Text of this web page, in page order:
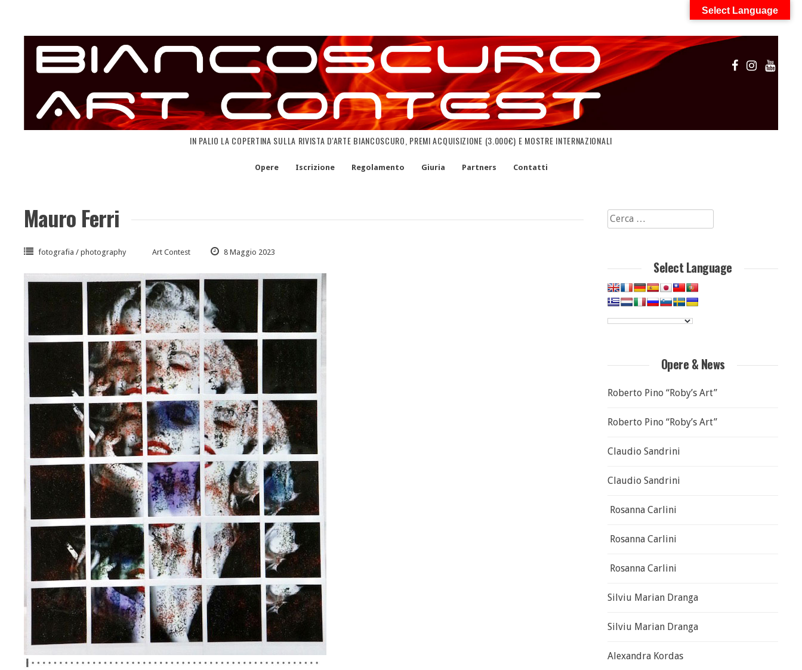
content
IN PALIO LA COPERTINA SULLA RIVISTA D'ARTE BIANCOSCURO, PREMI ACQUISIZIONE (3.000€) E MOSTRE INTERNAZIONALI
Opere Iscrizione Regolamento Giuria Partners Contatti
Mauro Ferri
fotografia / photography Art Contest 8 Maggio 2023
Ricerca
per:
Select Language
Opere & News
Roberto Pino “Roby’s Art”
Roberto Pino “Roby’s Art”
Claudio Sandrini
Claudio Sandrini
Rosanna Carlini
Rosanna Carlini
Rosanna Carlini
Silviu Marian Dranga
Silviu Marian Dranga
Alexandra Kordas
Select Language